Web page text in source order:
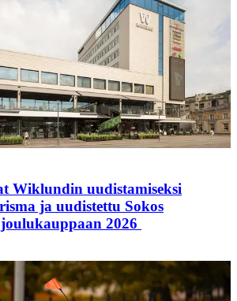
Wiklundin uudistamiseksi
ja uudistettu Sokos
2026